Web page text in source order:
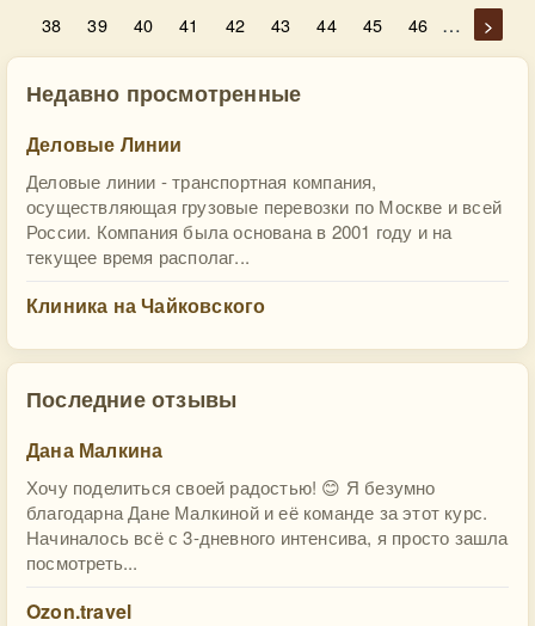
38
39 40 41 42 43 44 45 46 … >
Недавно просмотренные
Деловые Линии
Деловые линии - транспортная компания,
осуществляющая грузовые перевозки по Москве и всей
России. Компания была основана в 2001 году и на
текущее время располаг...
Клиника на Чайковского
Последние отзывы
Дана Малкина
Хочу поделиться своей радостью! 😊 Я безумно
благодарна Дане Малкиной и её команде за этот курс.
Начиналось всё с 3-дневного интенсива, я просто зашла
посмотреть...
Ozon.travel